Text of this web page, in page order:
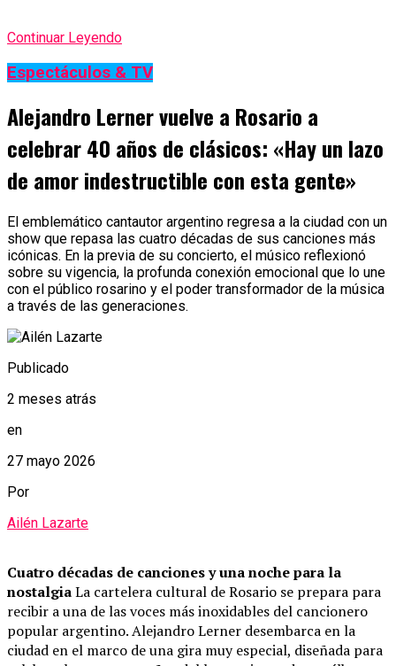
Continuar Leyendo
Espectáculos & TV
Alejandro Lerner vuelve a Rosario a
celebrar 40 años de clásicos: «Hay un lazo
de amor indestructible con esta gente»
El emblemático cantautor argentino regresa a la ciudad con un
show que repasa las cuatro décadas de sus canciones más
icónicas. En la previa de su concierto, el músico reflexionó
sobre su vigencia, la profunda conexión emocional que lo une
con el público rosarino y el poder transformador de la música
a través de las generaciones.
Publicado
2 meses atrás
en
27 mayo 2026
Por
Ailén Lazarte
Cuatro décadas de canciones y una noche para la
nostalgiaLa cartelera cultural de Rosario se prepara para
recibir a una de las voces más inoxidables del cancionero
popular argentino. Alejandro Lerner desembarca en la
ciudad en el marco de una gira muy especial, diseñada para